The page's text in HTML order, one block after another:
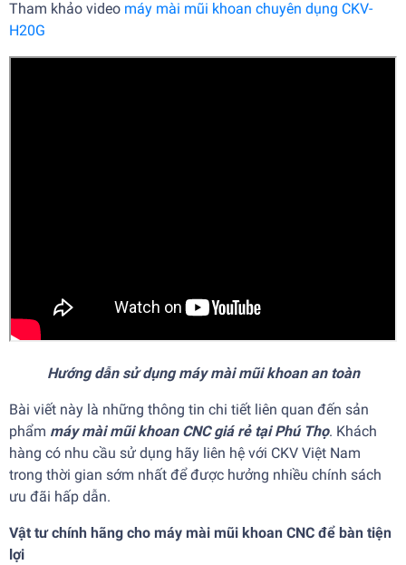
Tham khảo video máy mài mũi khoan chuyên dụng CKV-
H20G
Hướng dẫn sử dụng máy mài mũi khoan an toàn
Bài viết này là những thông tin chi tiết liên quan đến sản
phẩm máy mài mũi khoan CNC giá rẻ tại Phú Thọ. Khách
hàng có nhu cầu sử dụng hãy liên hệ với CKV Việt Nam
trong thời gian sớm nhất để được hưởng nhiều chính sách
ưu đãi hấp dẫn.
Vật tư chính hãng cho máy mài mũi khoan CNC để bàn tiện
lợi